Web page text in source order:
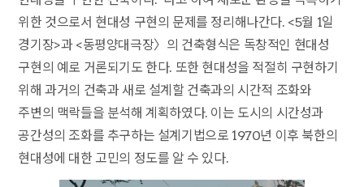
위한 것으로서 현대성 구현의 문제를 정리해나간다. <5월 1일
경기장>과 <동평양대극장〉의 건축형식은 독창적인 현대성
구현의 예로 거론되기도 한다. 또한 현대성을 적절히 구현하기
위해 과거의 건축과 새로 설계할 건축과의 시간적 조화와
주변의 맥락들을 분석해 계획하였다. 이는 도시의 시간성과
공간성의 조화를 추구하는 설계기법으로 1970년 이후 북한의
현대성에 대한 고민의 정도를 알 수 있다.